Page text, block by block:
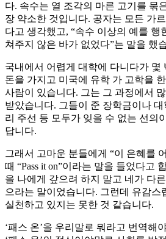
다. 속수는 열 조각의 마른 고기를 묶
장 약소한 것입니다. 공자는 모든 가
다고 생각했고, “속수 이상의 예를 행
쳐주지 않은 바가 없었다”는 말을 했
국내에서 어렵게 대학에 다니다가 몇
돈을 가지고 미국에 유학 가 고학을
사람이 있습니다. 그는 그 과정에서
받았습니다. 그들이 준 장학금이나
리 주선 등 모두가 잊을 수 없는 선의
답니다.
그래서 고마운 분들에게 “이 은혜를
때 “Pass it on”이라는 말을 들었다고
을 나에게 갚으려 하지 말고 네가 다
으라는 말이었습니다. 그런데 유감스
실천하고 있지는 못한 것 같습니다.
‘패스 온’을 우리말로 뭐라고 번역해